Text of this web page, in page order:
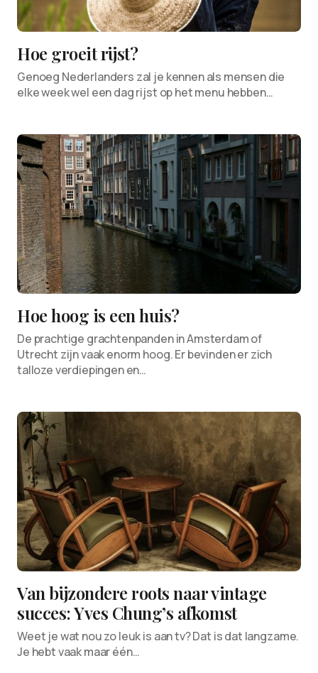
Hoe groeit rijst?
Genoeg Nederlanders zal je kennen als mensen die
elke week wel een dag rijst op het menu hebben…
Hoe hoog is een huis?
De prachtige grachtenpanden in Amsterdam of
Utrecht zijn vaak enorm hoog. Er bevinden er zich
talloze verdiepingen en…
Van bijzondere roots naar vintage
succes: Yves Chung’s afkomst
Weet je wat nou zo leuk is aan tv? Dat is dat langzame.
Je hebt vaak maar één…